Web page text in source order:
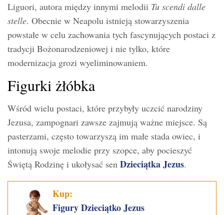
Liguori, autora między innymi melodii Tu scendi dalle
stelle. Obecnie w Neapolu istnieją stowarzyszenia
powstałe w celu zachowania tych fascynujących postaci z
tradycji Bożonarodzeniowej i nie tylko, które
modernizacja grozi wyeliminowaniem.
Figurki żłóbka
Wśród wielu postaci, które przybyły uczcić narodziny
Jezusa, zampognari zawsze zajmują ważne miejsce. Są
pasterzami, często towarzyszą im małe stada owiec, i
intonują swoje melodie przy szopce, aby pocieszyć
Świętą Rodzinę i ukołysać sen Dzieciątka Jezus.
Kup:
Figury Dzieciątko Jezus